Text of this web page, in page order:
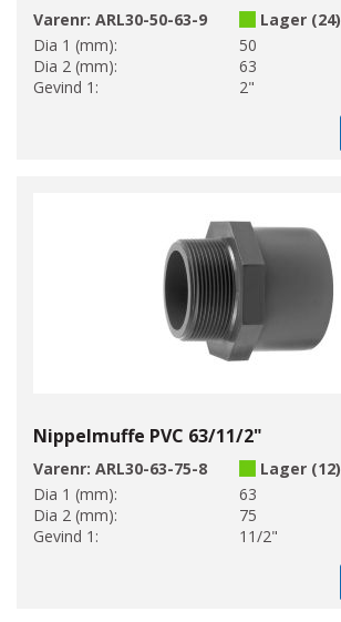
Varenr: ARL30-50-63-9
Lager (24)
Dia 1 (mm):
50
Dia 2 (mm):
63
Gevind 1:
2"
Nippelmuffe PVC 63/11/2"
Varenr: ARL30-63-75-8
Lager (12)
Dia 1 (mm):
63
Dia 2 (mm):
75
Gevind 1:
11/2"